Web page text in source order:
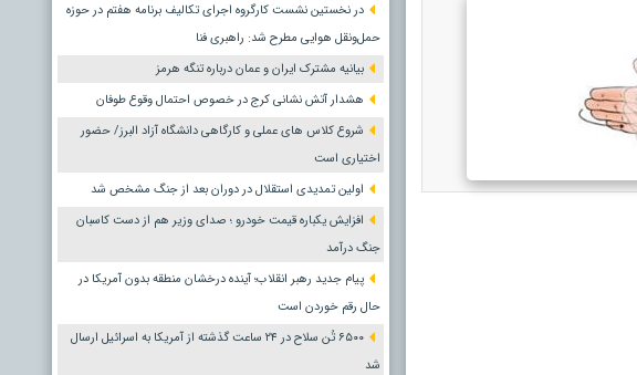
در نخستین نشست کارگروه اجرای تکالیف برنامه هفتم در حوزه
حمل‌ونقل هوایی مطرح شد: راهبری فنا
بیانیه مشترک ایران و عمان درباره تنگه هرمز
هشدار آتش نشانی کرج در خصوص احتمال وقوع طوفان
شروع کلاس های عملی و کارگاهی دانشگاه آزاد البرز/ حضور
اختیاری است
اولین تمدیدی استقلال در دوران بعد از جنگ مشخص شد
افزایش یکباره قیمت خودرو ؛ صدای وزیر هم از دست کاسبان
جنگ درآمد
پیام جدید رهبر انقلاب؛ آینده درخشان منطقه بدون آمریکا در
حال رقم خوردن است
۶۵۰۰ تُن سلاح در ۲۴ ساعت گذشته از آمریکا به اسرائیل ارسال
شد